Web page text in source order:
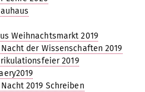
Weihnachtsmarkt 2019
der Wissenschaften 2019
2019
2019 Schreiben